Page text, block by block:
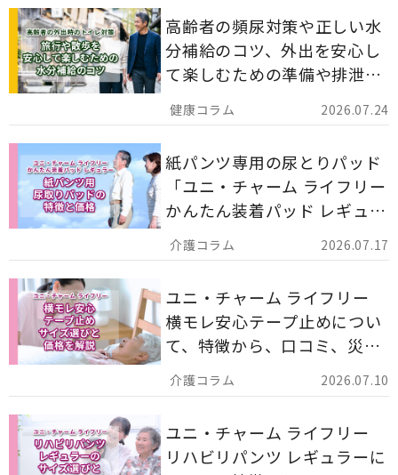
2026.07.24
高齢者の頻尿対策や正しい水
分補給のコツ、外出を安心し
て楽しむための準備や排泄ケ
ア用品の選び方を解説しま
す。
2026.07.17
紙パンツ専用の尿とりパッド
「ユニ・チャーム ライフリー
かんたん装着パッド レギュラ
ー 計162枚」について解説し
ます。
2026.07.10
ユニ・チャーム ライフリー
横モレ安心テープ止めについ
て、特徴から、口コミ、災害
備蓄としての活用法まで分か
りやすく解説します。
ユニ・チャーム ライフリー
リハビリパンツ レギュラーに